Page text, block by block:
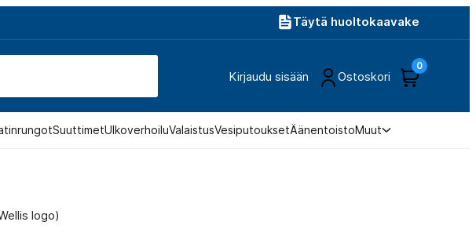
Täytä huoltokaavake
Kirjaudu sisään Ostoskori
0
SuuttimetUlkoverhoiluValaistusVesiputouksetÄänentoistoMuut
logo)